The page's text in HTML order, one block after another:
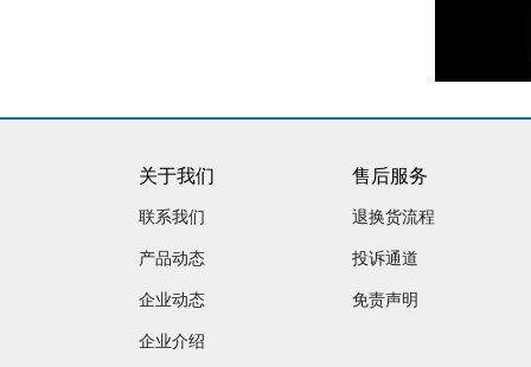
关于我们
联系我们
产品动态
企业动态
企业介绍
售后服务
退换货流程
投诉通道
免责声明